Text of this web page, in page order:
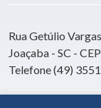
Rua Getúlio
Joaçaba - SC -
Telefone (49)